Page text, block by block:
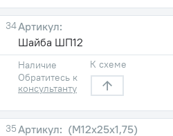
34
Шайба ШП12
Наличие
Обратитесь к
консультанту
К схеме
35
(М12х25х1,75)